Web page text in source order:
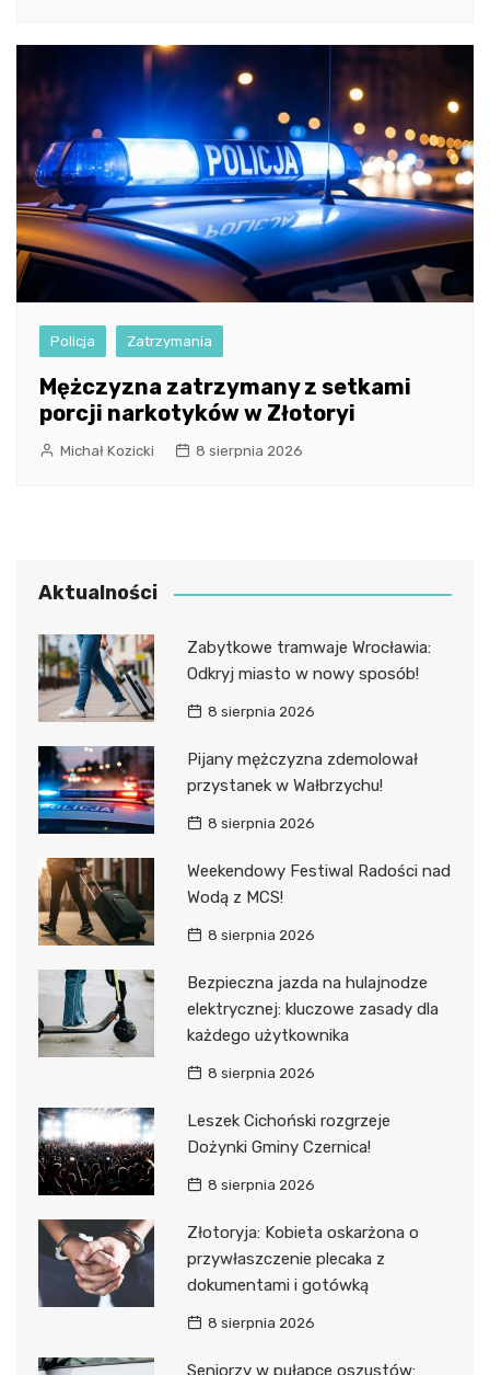
Policja Zatrzymania
Mężczyzna zatrzymany z setkami
porcji narkotyków w Złotoryi
Michał Kozicki 8 sierpnia 2026
Aktualności
Zabytkowe tramwaje Wrocławia:
Odkryj miasto w nowy sposób!
8 sierpnia 2026
Pijany mężczyzna zdemolował
przystanek w Wałbrzychu!
8 sierpnia 2026
Weekendowy Festiwal Radości nad
Wodą z MCS!
8 sierpnia 2026
Bezpieczna jazda na hulajnodze
elektrycznej: kluczowe zasady dla
każdego użytkownika
8 sierpnia 2026
Leszek Cichoński rozgrzeje
Dożynki Gminy Czernica!
8 sierpnia 2026
Złotoryja: Kobieta oskarżona o
przywłaszczenie plecaka z
dokumentami i gotówką
8 sierpnia 2026
Seniorzy w pułapce oszustów: